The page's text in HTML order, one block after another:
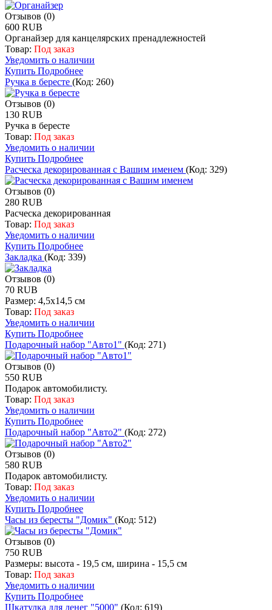
Отзывов (0)
600 RUB
Органайзер для канцелярских пренадлежностей
Товар: Под заказ
Уведомить о наличии
Купить Подробнее
Ручка в бересте (Код: 260)
Отзывов (0)
130 RUB
Ручка в бересте
Товар: Под заказ
Уведомить о наличии
Купить Подробнее
Расческа декорированная с Вашим именем (Код: 329)
Отзывов (0)
280 RUB
Расческа декорированная
Товар: Под заказ
Уведомить о наличии
Купить Подробнее
Закладка (Код: 339)
Отзывов (0)
70 RUB
Размер: 4,5х14,5 см
Товар: Под заказ
Уведомить о наличии
Купить Подробнее
Подарочный набор "Авто1" (Код: 271)
Отзывов (0)
550 RUB
Подарок автомобилисту.
Товар: Под заказ
Уведомить о наличии
Купить Подробнее
Подарочный набор "Авто2" (Код: 272)
Отзывов (0)
580 RUB
Подарок автомобилисту.
Товар: Под заказ
Уведомить о наличии
Купить Подробнее
Часы из бересты "Домик" (Код: 512)
Отзывов (0)
750 RUB
Размеры: высота - 19,5 см, ширина - 15,5 см
Товар: Под заказ
Уведомить о наличии
Купить Подробнее
Шкатулка для денег "5000" (Код: 619)